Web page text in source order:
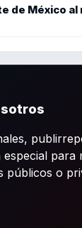
de México al
para
públicos o